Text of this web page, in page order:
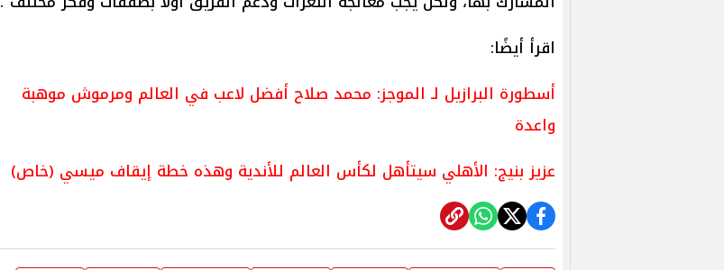
اقرأ أيضًا:
أسطورة البرازيل لـ الموجز: محمد صلاح أفضل لاعب في العالم ومرموش موهبة
واعدة
عزيز بنيج: الأهلي سيتأهل لكأس العالم للأندية وهذه خطة إيقاف ميسي (خاص)